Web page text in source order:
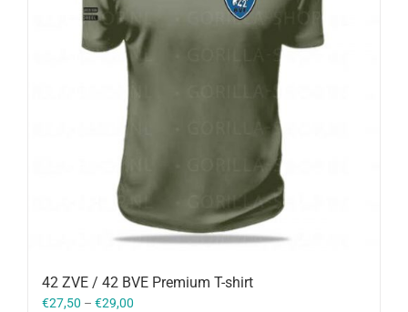
42 ZVE / 42 BVE Premium T-shirt
€27,50 – €29,00